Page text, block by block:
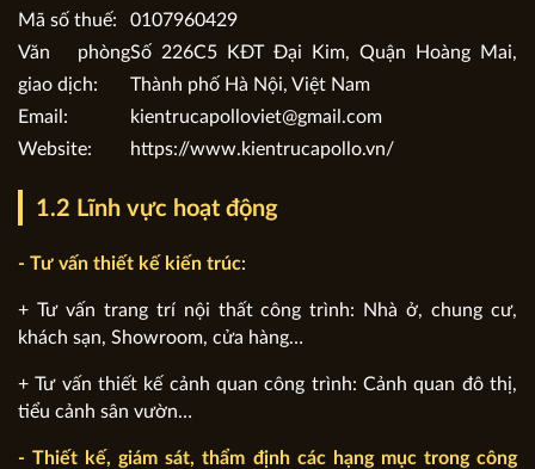
Mã số thuế:
0107960429
Văn phòng
giao dịch:
Số 226C5 KĐT Đại Kim, Quận Hoàng Mai,
Thành phố Hà Nội, Việt Nam
Email:
kientrucapolloviet@gmail.com
Website:
https://www.kientrucapollo.vn/
1.2 Lĩnh vực hoạt động
- Tư vấn thiết kế kiến trúc:
+ Tư vấn trang trí nội thất công trình: Nhà ở, chung cư,
khách sạn, Showroom, cửa hàng…
+ Tư vấn thiết kế cảnh quan công trình: Cảnh quan đô thị,
tiểu cảnh sân vườn…
- Thiết kế, giám sát, thẩm định các hạng mục trong công